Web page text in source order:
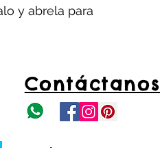
y abrela para
Contáctanos